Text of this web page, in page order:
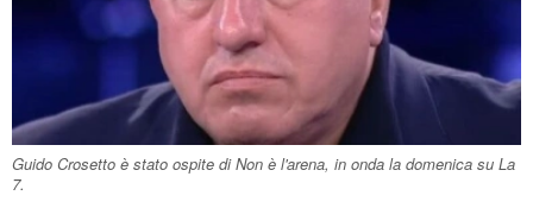
Guido Crosetto è stato ospite di Non è l'arena, in onda la domenica su La
7.